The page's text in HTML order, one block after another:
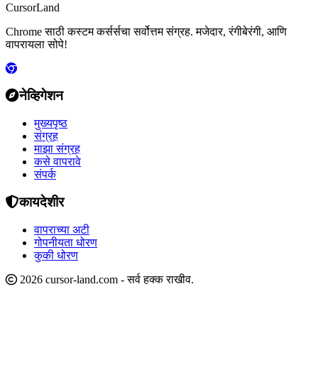
CursorLand
Chrome साठी कस्टम कर्सर्सचा सर्वोत्तम संग्रह. मजेदार, रंगीबेरंगी, आणि
वापरायला सोपे!
नेव्हिगेशन
मुख्यपृष्ठ
संग्रह
माझा संग्रह
कसे वापरावे
संपर्क
कायदेशीर
वापराच्या अटी
गोपनीयता धोरण
कुकी धोरण
2026 cursor-land.com - सर्व हक्क राखीव.